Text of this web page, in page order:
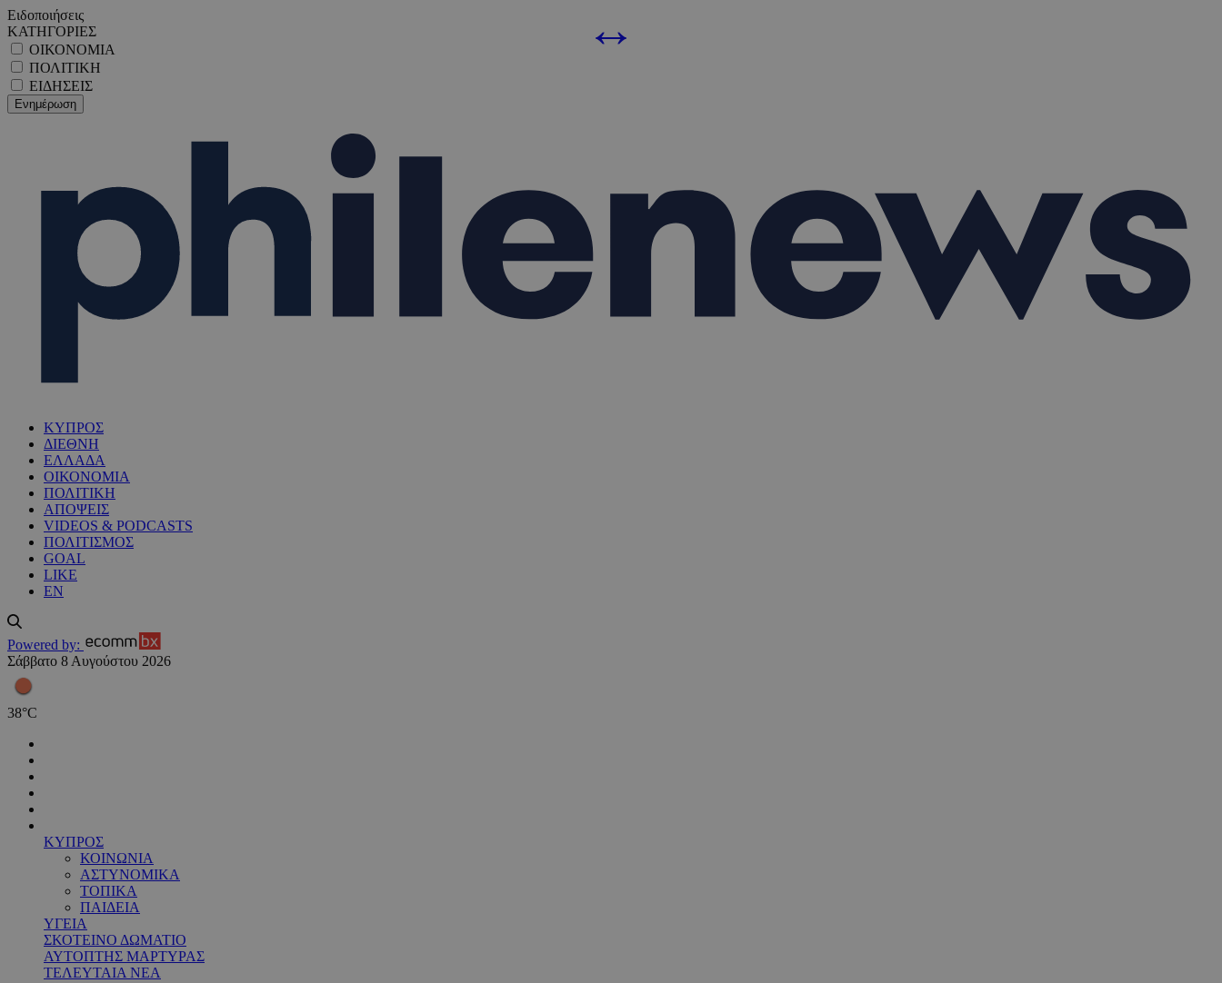
Ειδοποιήσεις
ΚΑΤΗΓΟΡΙΕΣ
ΟΙΚΟΝΟΜΙΑ
ΠΟΛΙΤΙΚΗ
ΕΙΔΗΣΕΙΣ
ΚΥΠΡΟΣ
ΔΙΕΘΝΗ
ΕΛΛΑΔΑ
ΟΙΚΟΝΟΜΙΑ
ΠΟΛΙΤΙΚΗ
ΑΠΟΨΕΙΣ
VIDEOS & PODCASTS
ΠΟΛΙΤΙΣΜΟΣ
GOAL
LIKE
EN
Powered by:
Σάββατο 8 Αυγούστου 2026
38°C
ΚΥΠΡΟΣ
ΚΟΙΝΩΝΙΑ
ΑΣΤΥΝΟΜΙΚΑ
ΤΟΠΙΚΑ
ΠΑΙΔΕΙΑ
ΥΓΕΙΑ
ΣΚΟΤΕΙΝΟ ΔΩΜΑΤΙΟ
ΑΥΤΟΠΤΗΣ ΜΑΡΤΥΡΑΣ
ΤΕΛΕΥΤΑΙΑ ΝΕΑ